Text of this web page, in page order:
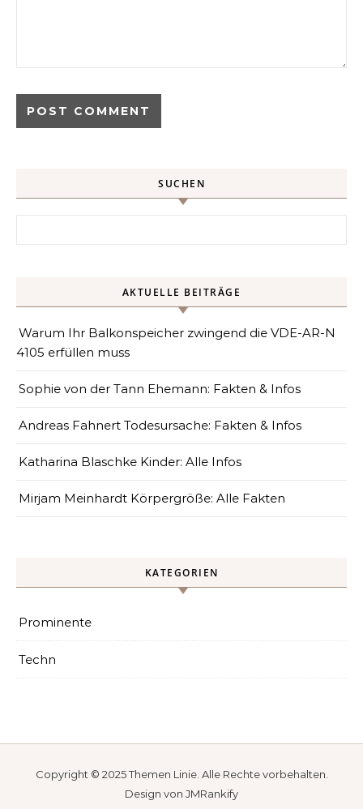
SUCHEN
AKTUELLE BEITRÄGE
Warum Ihr Balkonspeicher zwingend die VDE-AR-N
4105 erfüllen muss
Sophie von der Tann Ehemann: Fakten & Infos
Andreas Fahnert Todesursache: Fakten & Infos
Katharina Blaschke Kinder: Alle Infos
Mirjam Meinhardt Körpergröße: Alle Fakten
KATEGORIEN
Prominente
Techn
Copyright © 2025Themen Linie. Alle Rechte vorbehalten.
Design von JMRankify